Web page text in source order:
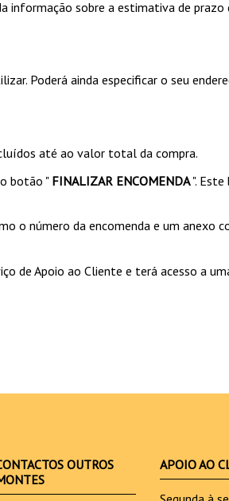
sobre a estimativa de prazo
Poderá ainda especificar o seu
até ao valor total da compra.
botão " FINALIZAR ENCOMENDA". Este
o número da encomenda e um anexo
de Apoio ao Cliente e terá acesso a
OUTROS
APOIO AO